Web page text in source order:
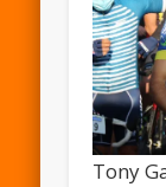
Tony